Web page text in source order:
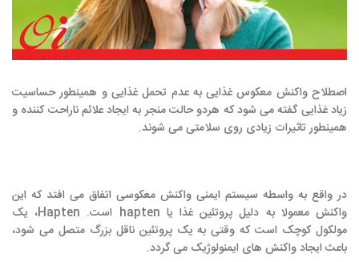
اصطلاح واکنش معکوس غذایی به عدم تحمل غذایی و همینطور حساسیت
زیاد غذایی گفته می شود که هردو حالت منجر به ایجاد علائم ناراحت کننده و
همینطور تاثیرات زیادی روی سلامتی می شوند.
در واقع به واسطه سیستم ایمنی واکنش معکوسی اتفاق می افتد که این
واکنش معمولا به دلیل پروتئین غذا یا hapten است. Hapten، یک
مولکول کوچک است که وقتی به یک پروتئین ناقل بزرگ متصل می شود،
باعث ایجاد واکنش های ایمنولوژیک می گردد.